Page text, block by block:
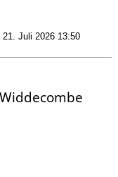
Juli 2026 13:50